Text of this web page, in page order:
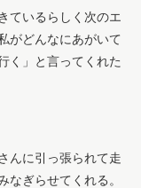
ているらしく次のエ
がどんなにあがいて
く」と言ってくれた
んに引っ張られて走
ぎらせてくれる。